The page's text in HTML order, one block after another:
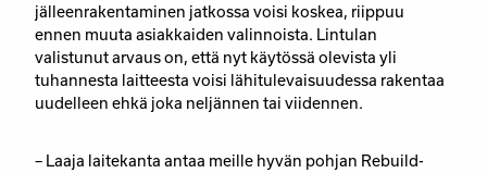
jälleenrakentaminen jatkossa voisi koskea, riippuu
ennen muuta asiakkaiden valinnoista. Lintulan
valistunut arvaus on, että nyt käytössä olevista yli
tuhannesta laitteesta voisi lähitulevaisuudessa rakentaa
uudelleen ehkä joka neljännen tai viidennen.
– Laaja laitekanta antaa meille hyvän pohjan Rebuild-